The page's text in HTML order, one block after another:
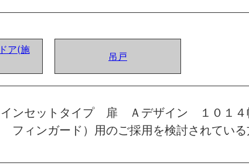
ア(施
吊戸
ンセットタイプ 扉 Ａデザイン １０１
ィンガード）用のご採用を検討されている